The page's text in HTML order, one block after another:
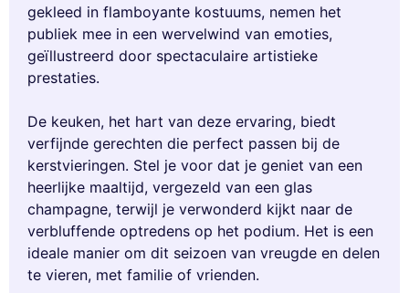
gekleed in flamboyante kostuums, nemen het
publiek mee in een wervelwind van emoties,
geïllustreerd door spectaculaire artistieke
prestaties.
De keuken, het hart van deze ervaring, biedt
verfijnde gerechten die perfect passen bij de
kerstvieringen. Stel je voor dat je geniet van een
heerlijke maaltijd, vergezeld van een glas
champagne, terwijl je verwonderd kijkt naar de
verbluffende optredens op het podium. Het is een
ideale manier om dit seizoen van vreugde en delen
te vieren, met familie of vrienden.